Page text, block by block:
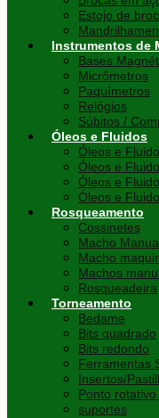
Estojo de
Instrumentos de
Bases
Micrômetros
Paquímetros
Relógios
Súbitos /
Óleos e Fluidos
Óleos e
Óleos e
Óleos e
Óleos e
Rosqueamento
Cossinetes
Macho
Macho
Machos
Rosqueadeira
Torneamento
Bedame
Bits quadrado
Bits redondo
Ferramentas
Insertos/
Ponto
suportes